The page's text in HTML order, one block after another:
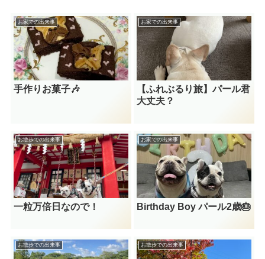
お家での出来事
手作りお菓子🎶
お家での出来事
【ふれぶるり旅】パール君
大丈夫？
お散歩での出来事
一粒万倍日なので！
お家での出来事
Birthday Boy パール2歳🎂
お散歩での出来事 お散歩での出来事